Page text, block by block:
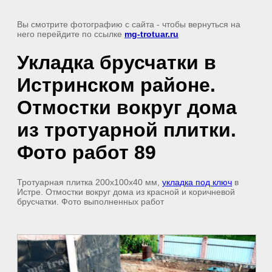
Вы смотрите фотографию с сайта - чтобы вернуться на
него перейдите по ссылке mg-trotuar.ru
Укладка брусчатки в
Истринском районе.
Отмостки вокруг дома
из тротуарной плитки.
Фото работ 89
Тротуарная плитка 200x100x40 мм, укладка под ключ в
Истре. Отмостки вокруг дома из красной и коричневой
брусчатки. Фото выполненных работ